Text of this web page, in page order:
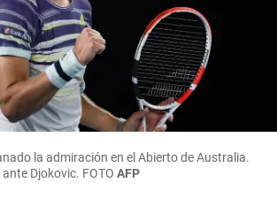
la admiración en el Abierto de Australia.
Djokovic. FOTO AFP